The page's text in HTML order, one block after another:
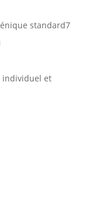
standard77
individuel et